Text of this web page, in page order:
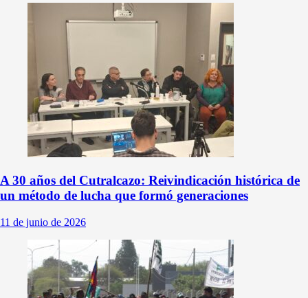
A 30 años del Cutralcazo: Reivindicación histórica de
un método de lucha que formó generaciones
11 de junio de 2026